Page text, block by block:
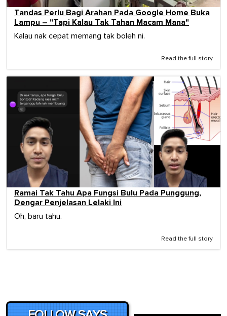
Tandas Perlu Bagi Arahan Pada Google Home Buka
Lampu – "Tapi Kalau Tak Tahan Macam Mana"
Kalau nak cepat memang tak boleh ni.
Read the full story
Ramai Tak Tahu Apa Fungsi Bulu Pada Punggung,
Dengar Penjelasan Lelaki Ini
Oh, baru tahu.
Read the full story